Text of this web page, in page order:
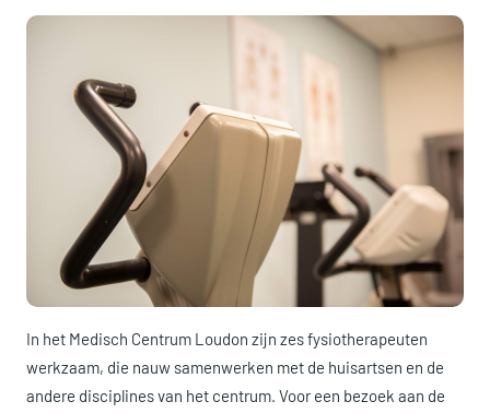
In het Medisch Centrum Loudon zijn zes fysiotherapeuten
werkzaam, die nauw samenwerken met de huisartsen en de
andere disciplines van het centrum. Voor een bezoek aan de